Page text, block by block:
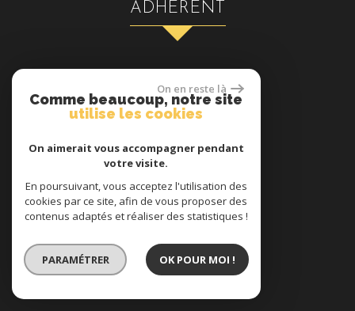
ADHÉRENT
se connecter
Espace propriétaires
On en reste là
Comme beaucoup, notre site
utilise les cookies
On aimerait vous accompagner pendant
votre visite.
En poursuivant, vous acceptez l'utilisation des
cookies par ce site, afin de vous proposer des
contenus adaptés et réaliser des statistiques !
PARAMÉTRER OK POUR MOI !